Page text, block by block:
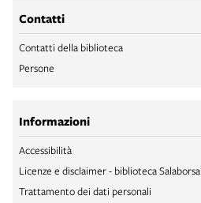
Contatti
Contatti della biblioteca
Persone
Informazioni
Accessibilità
Licenze e disclaimer - biblioteca Salaborsa
Trattamento dei dati personali